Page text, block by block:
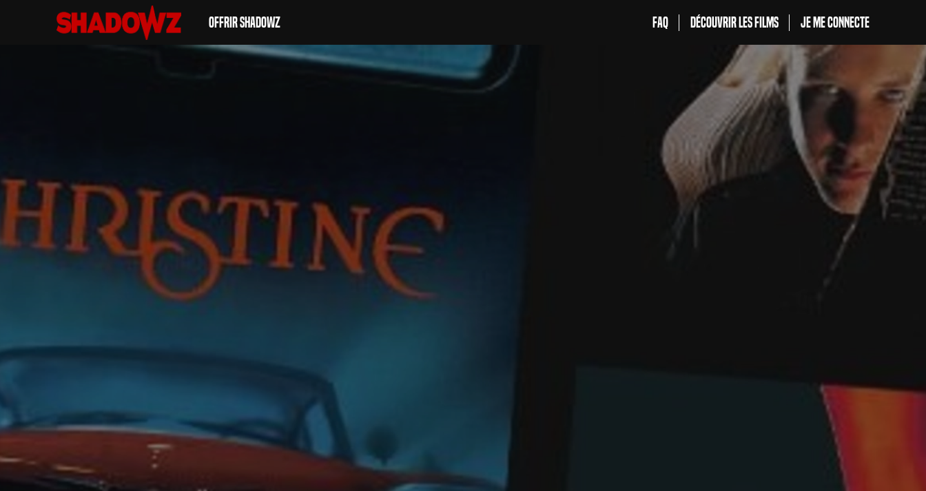
Offrir Shadowz FAQ Découvrir les films Je me connecte